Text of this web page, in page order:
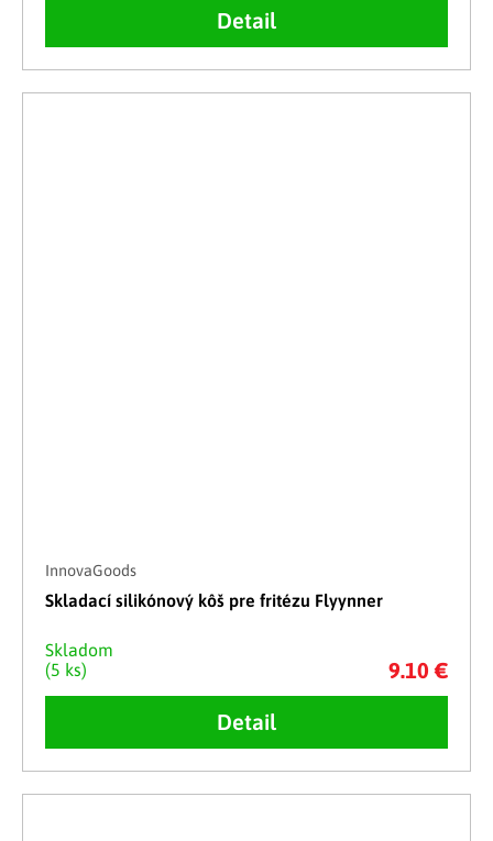
Detail
InnovaGoods
Skladací silikónový kôš pre fritézu Flyynner
Skladom
(5 ks)
9.10 €
Detail